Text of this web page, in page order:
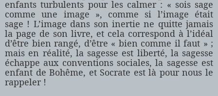
enfants turbulents pour les calmer : « sois sage
comme une image », comme si l’image était
sage ! L’image dans son inertie ne quitte jamais
la page de son livre, et cela correspond à l’idéal
d’être bien rangé, d’être « bien comme il faut » ;
mais en réalité, la sagesse est liberté, la sagesse
échappe aux conventions sociales, la sagesse est
enfant de Bohême, et Socrate est là pour nous le
rappeler !